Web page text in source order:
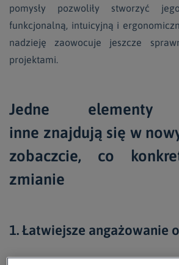
pomysły pozwoliły stworzyć
funkcjonalną, intuicyjną i
nadzieję zaowocuje jeszcze
projektami.
Jedne elementy
inne znajdują się w
zobaczcie, co
zmianie
1. Łatwiejsze angażowanie